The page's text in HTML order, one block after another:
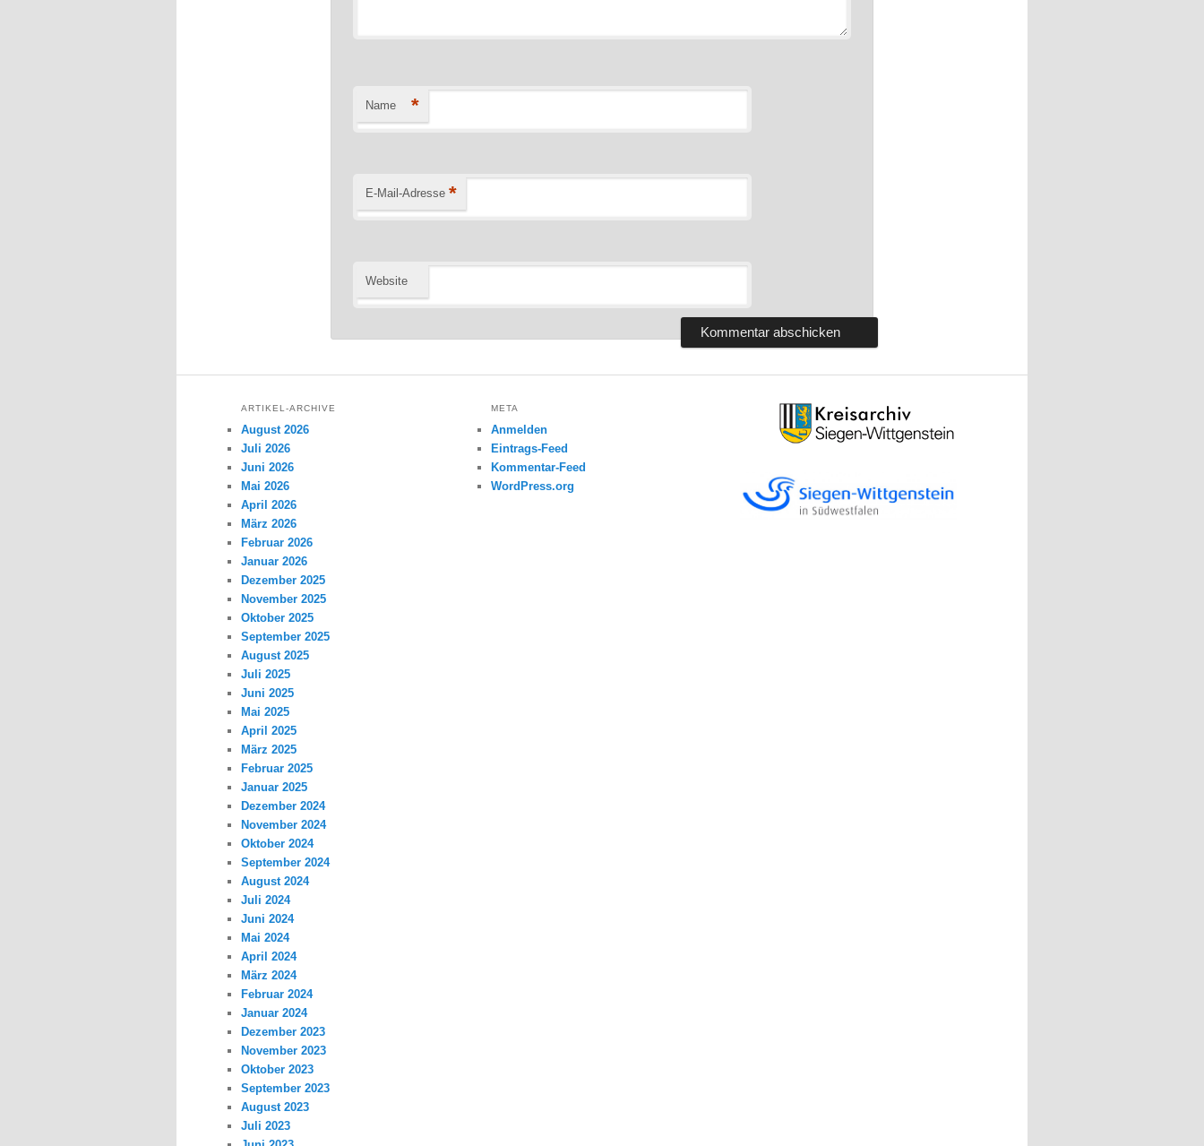
Name *
E-Mail-Adresse *
Website
ARTIKEL-ARCHIVE
August 2026
Juli 2026
Juni 2026
Mai 2026
April 2026
März 2026
Februar 2026
Januar 2026
Dezember 2025
November 2025
Oktober 2025
September 2025
August 2025
Juli 2025
Juni 2025
Mai 2025
April 2025
März 2025
Februar 2025
Januar 2025
Dezember 2024
November 2024
Oktober 2024
September 2024
August 2024
Juli 2024
Juni 2024
Mai 2024
April 2024
März 2024
Februar 2024
Januar 2024
Dezember 2023
November 2023
Oktober 2023
September 2023
August 2023
Juli 2023
META
Anmelden
Eintrags-Feed
Kommentar-Feed
WordPress.org